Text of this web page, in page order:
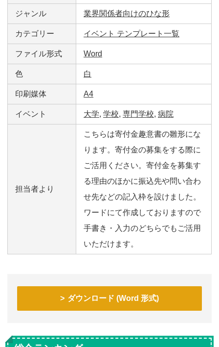
ジャンル 業界関係者向けのひな形
カテゴリー イベント テンプレート一覧
ファイル形式 Word
色 白
印刷媒体 A4
イベント 大学, 学校, 専門学校, 病院
担当者より
こちらは寄付金趣意書の雛形にな
ります。寄付金の募集をする際に
ご活用ください。寄付金を募集す
る理由のほかに振込先や問い合わ
せ先などの記入枠を設けました。
ワードにて作成しておりますので
手書き・入力のどちらでもご活用
いただけます。
ダウンロード (Word 形式)